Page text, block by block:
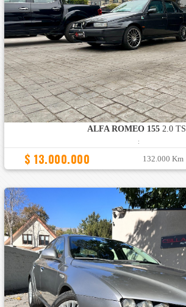
ALFA ROMEO 1552.0 TS
:
$ 13.000.000 132.000 Km